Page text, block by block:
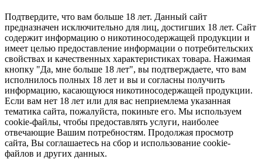
Подтвердите, что вам больше 18 лет. Данный сайт
предназначен исключительно для лиц, достигших 18 лет. Сайт
содержит информацию о никотиносодержащей продукции и
имеет целью предоставление информации о потребительских
свойствах и качественных характеристиках товара. Нажимая
кнопку "Да, мне больше 18 лет", вы подтверждаете, что вам
исполнилось полных 18 лет и вы и согласны получить
информацию, касающуюся никотиносодержащей продукции.
Если вам нет 18 лет или для вас неприемлема указанная
тематика сайта, пожалуйста, покиньте его. Мы используем
cookie-файлы, чтобы предоставлять услуги, наиболее
отвечающие Вашим потребностям. Продолжая просмотр
сайта, Вы соглашаетесь на сбор и использование cookie-
файлов и других данных.